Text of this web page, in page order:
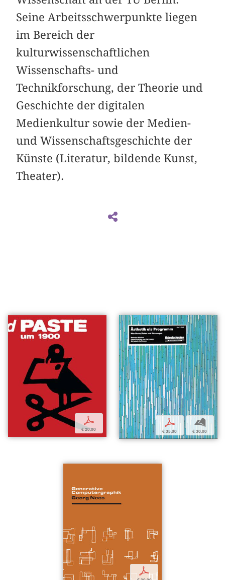
Seine Arbeitsschwerpunkte liegen
im Bereich der
kulturwissenschaftlichen
Wissenschafts- und
Technikforschung, der Theorie und
Geschichte der digitalen
Medienkultur sowie der Medien-
und Wissenschaftsgeschichte der
Künste (Literatur, bildende Kunst,
Theater).
p
€ 20,00
p
€ 35,00
b
€ 30,00
p